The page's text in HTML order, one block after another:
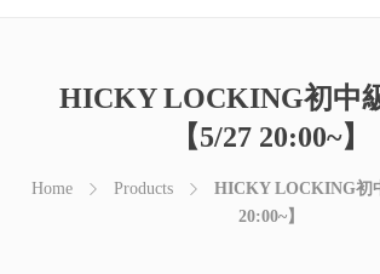
HICKY LOCKING初中
【5/27 20:00~】
Home Products
HICKY LOCKING初
20:00~】